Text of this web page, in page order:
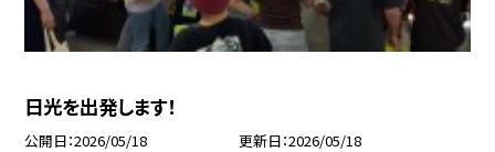
日光を出発します！
公開日 2026/05/18 更新日 2026/05/18